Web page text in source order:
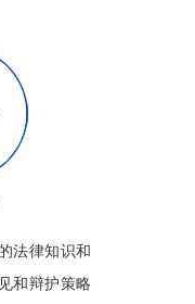
法律知识和
和辩护策略